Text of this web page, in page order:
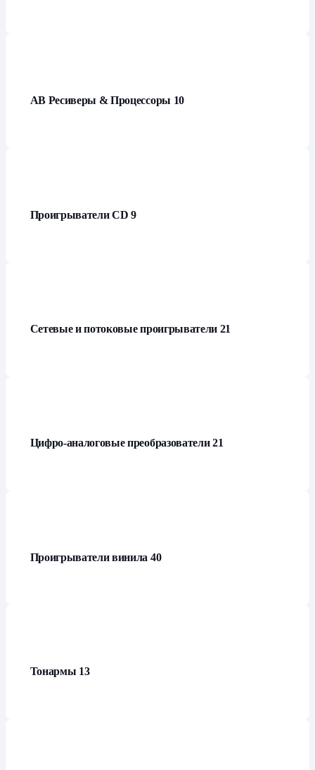
АВ Ресиверы & Процессоры 10
Проигрыватели СD9
Сетевые и потоковые проигрыватели 21
Цифро-аналоговые преобразователи21
Проигрыватели винила 40
Тонармы 13